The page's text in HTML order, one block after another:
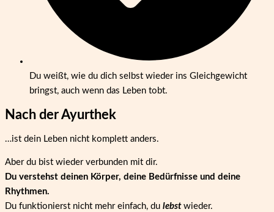
Du weißt, wie du dich selbst wieder ins Gleichgewicht
bringst, auch wenn das Leben tobt.
Nach der Ayurthek
…ist dein Leben nicht komplett anders.
Aber du bist wieder verbunden mit dir.
Du verstehst deinen Körper, deine Bedürfnisse und deine
Rhythmen.
Du funktionierst nicht mehr einfach, du lebstwieder.